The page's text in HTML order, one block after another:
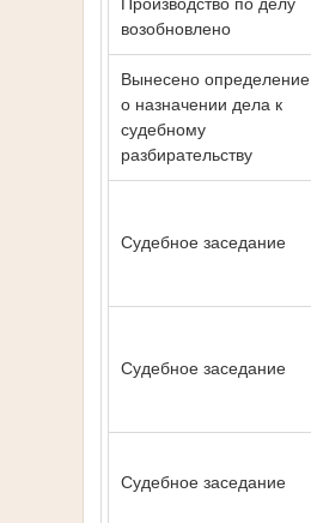
Производство по делу
возобновлено
Вынесено определение
о назначении дела к
судебному
разбирательству
Судебное заседание
Судебное заседание
Судебное заседание